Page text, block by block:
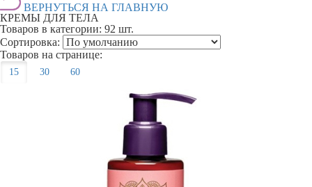
ВЕРНУТЬСЯ НА ГЛАВНУЮ
КРЕМЫ ДЛЯ ТЕЛА
Товаров в категории: 92 шт.
Сортировка:
Товаров на странице:
15 30 60